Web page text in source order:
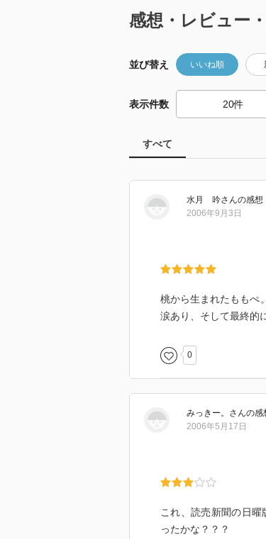
感想・レビュー
並び替え いいね順
表示件数
すべて
水月 吟さんの感想
2006年9月3日
桃から生まれたももぺ
涙あり、そして最終的
0
みっきー。 さんの感
2006年5月17日
これ、読売新聞の日
ったかな？？？